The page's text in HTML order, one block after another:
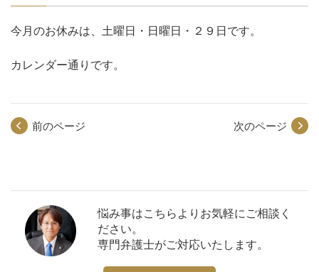
今月のお休みは、土曜日・日曜日・２９日です。
カレンダー通りです。
前のページ 次のページ
悩み事はこちらよりお気軽にご相談く
ださい。
専門弁護士がご対応いたします。